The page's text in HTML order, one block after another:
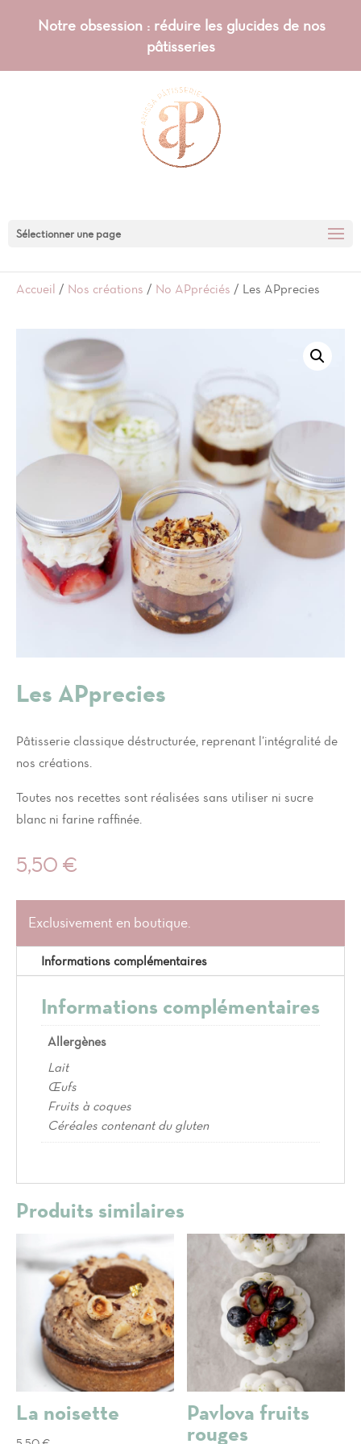
Notre obsession : réduire les glucides de nos
pâtisseries
Sélectionner une page
Accueil / Nos créations / No APpréciés / Les APprecies
Les APprecies
Pâtisserie classique déstructurée, reprenant l’intégralité de
nos créations.
Toutes nos recettes sont réalisées sans utiliser ni sucre
blanc ni farine raffinée.
5,50 €
Exclusivement en boutique.
Informations complémentaires
Informations complémentaires
Allergènes
Lait
Œufs
Fruits à coques
Céréales contenant du gluten
Produits similaires
La noisette
Pavlova fruits
rouges